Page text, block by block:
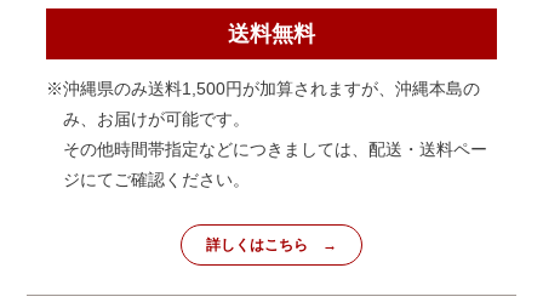
送料無料
※沖縄県のみ送料1,500円が加算されますが、沖縄本島の
み、お届けが可能です。
その他時間帯指定などにつきましては、配送・送料ペー
ジにてご確認ください。
詳しくはこちら